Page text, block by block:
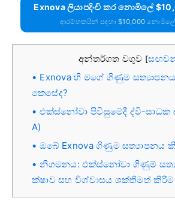
Exnova ලියාපදිංචි කර නොමිලේ
ආරම්භකයින් සඳහා $10,000
අන්තර්ගත වගුව [
Exnova හි මගේ ගිණුම
කෙසේද?
එක්ස්නෝවා පිවිසුමේදී ද්වි-සාධක
A)
ඔබේ Exnova ගිණුම සත්‍යාපනය
නිගමනය: එක්ස්නෝවා ගිණුම්
ක්ෂාව සහ විශ්වාසය ශක්තිමත් කිරීම